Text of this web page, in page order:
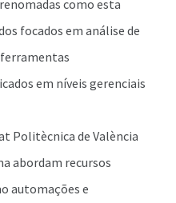
como esta
focados em análise de
em níveis gerenciais
Politècnica de València
abordam recursos
automações e